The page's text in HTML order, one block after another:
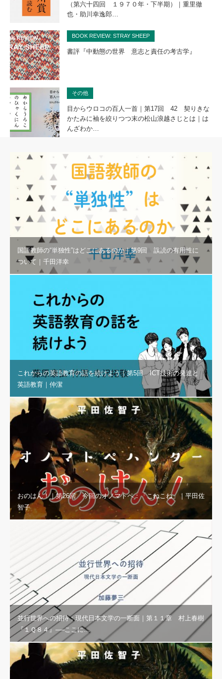
（第六十四回 １９７０年・下半期）｜重里徹
也・助川幸逸郎…
BOOK REVIEW: STRAY SHEEP
書評『中動態の世界 意志と責任の考古学』
その他
目からウロコの百人一首｜第17回 42 契りきな
かたみに袖を絞りつつ末の松山浪越さじとは｜は
んざわか…
国語教師の“単独性”はどこにあるのか｜第9回 誤読の有用性に
ついて｜千田洋幸
これからの英語教育の話を続けよう｜第5回 ICT技術の発達と
英語教育｜仲潔
おのはん！｜第26回 今回のオノマトペ：「こねこね」｜平田佐
智子
並行世界への招待：現代日本文学の一断面｜第１１章 村上春樹
『１Ｑ８４』──ここに…